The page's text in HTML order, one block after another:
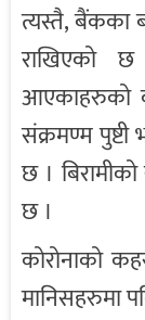
त्यस्तै, बैंकका
राखिएको छ
आएकाहरुको
संक्रमण्म
छ ।
छ ।
कोरोनाको
मानिसहरुमा